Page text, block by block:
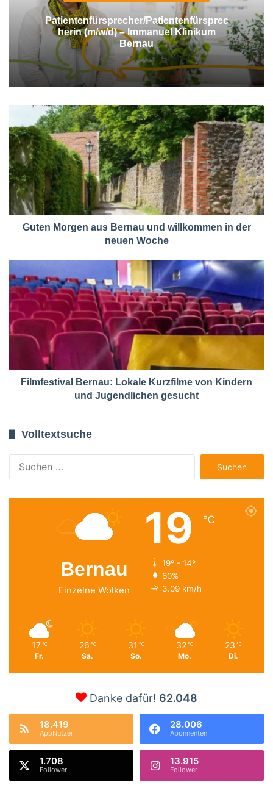
Patientenfürsprecher/Patientenfürsprec
herin (m/w/d) – Immanuel Klinikum
Bernau
Guten Morgen aus Bernau und willkommen in der
neuen Woche
Filmfestival Bernau: Lokale Kurzfilme von Kindern
und Jugendlichen gesucht
Volltextsuche
nach:
Bernau
Einzelne Wolken
19 ℃
19º - 14º
60%
3.09 km/h
17 ℃
Fr.
26 ℃
Sa.
31 ℃
So.
32 ℃
Mo.
23 ℃
Di.
Danke dafür! 62.048
18.419
AppNutzer
28.006
Abonnenten
1.708
Follower
13.915
Follower